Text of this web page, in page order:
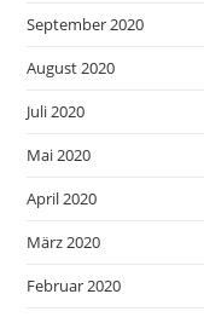
September 2020
August 2020
Juli 2020
Mai 2020
April 2020
März 2020
Februar 2020